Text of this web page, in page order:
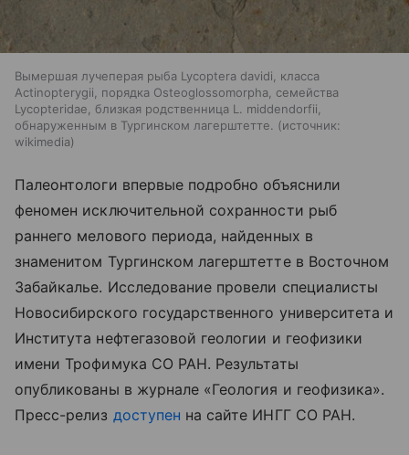
Вымершая лучеперая рыба Lycoptera davidi, класса
Actinopterygii, порядка Osteoglossomorpha, семейства
Lycopteridae, близкая родственница L. middendorfii,
обнаруженным в Тургинском лагерштетте.
источник:
wikimedia
Палеонтологи впервые подробно объяснили
феномен исключительной сохранности рыб
раннего мелового периода, найденных в
знаменитом Тургинском лагерштетте в Восточном
Забайкалье. Исследование провели специалисты
Новосибирского государственного университета и
Института нефтегазовой геологии и геофизики
имени Трофимука СО РАН. Результаты
опубликованы в журнале «Геология и геофизика».
Пресс-релиз доступен на сайте ИНГГ СО РАН.